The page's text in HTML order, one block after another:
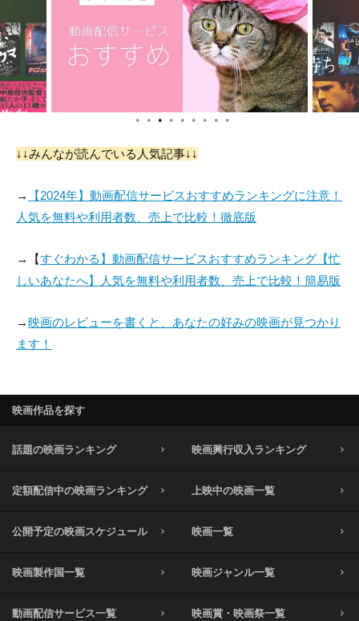
● ● ● ● ● ● ● ● ●
↓↓みんなが読んでいる人気記事↓↓
→
【2024年】動画配信サービスおすすめランキングに注意！
人気を無料や利用者数、売上で比較！徹底版
→【すぐわかる】動画配信サービスおすすめランキング【忙
しいあなたへ】人気を無料や利用者数、売上で比較！簡易版
→映画のレビューを書くと、あなたの好みの映画が見つかり
ます！
映画作品を探す
話題の映画ランキング 映画興行収入ランキング
定額配信中の映画ランキング 上映中の映画一覧
公開予定の映画スケジュール 映画一覧
映画製作国一覧 映画ジャンル一覧
動画配信サービス一覧 映画賞・映画祭一覧